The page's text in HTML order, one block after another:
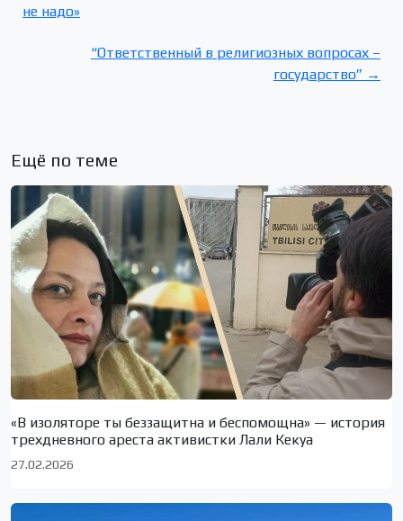
не надо»
“Ответственный в религиозных вопросах –
государство” →
Ещё по теме
«В изоляторе ты беззащитна и беспомощна» — история
трехдневного ареста активистки Лали Кекуа
27.02.2026